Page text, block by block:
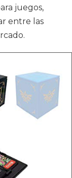
juegos,
entre las